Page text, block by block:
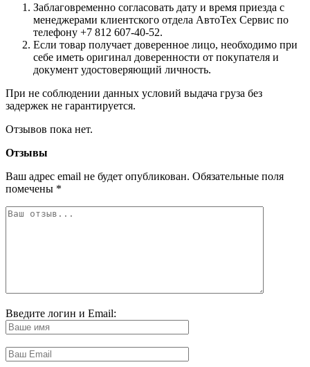
Заблаговременно согласовать дату и время приезда с
менеджерами клиентского отдела АвтоТех Сервис по
телефону +7 812 607-40-52.
Если товар получает доверенное лицо, необходимо при
себе иметь оригинал доверенности от покупателя и
документ удостоверяющий личность.
При не соблюдении данных условий выдача груза без
задержек не гарантируется.
Отзывов пока нет.
Отзывы
Ваш адрес email не будет опубликован. Обязательные поля
помечены *
Введите логин и Email: